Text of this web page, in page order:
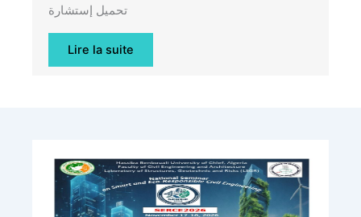
تحميل إستشارة
Lire la suite